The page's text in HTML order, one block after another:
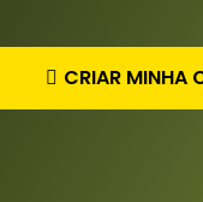
CRIAR MINHA